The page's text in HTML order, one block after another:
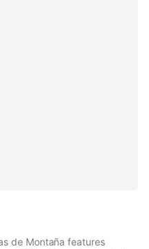
de Montaña features